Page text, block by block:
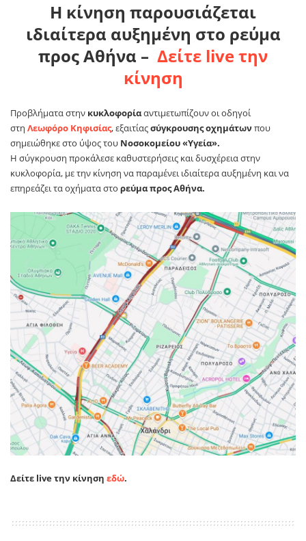
Η κίνηση παρουσιάζεται
ιδιαίτερα αυξημένη στο ρεύμα
προς Αθήνα – Δείτε live την
κίνηση
Προβλήματα στην κυκλοφορίααντιμετωπίζουν οι οδηγοί
στη Λεωφόρο Κηφισίας, εξαιτίαςσύγκρουσηςοχημάτωνπου
σημειώθηκε στο ύψος του Νοσοκομείου «Υγεία».
Η σύγκρουση προκάλεσε καθυστερήσεις και δυσχέρεια στην
κυκλοφορία, με την κίνηση να παραμένει ιδιαίτερα αυξημένη και να
επηρεάζει τα οχήματα στο ρεύμα προς Αθήνα.
Δείτε live την κίνηση εδώ.